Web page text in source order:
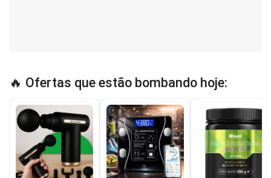
🔥 Ofertas que estão bombando hoje: